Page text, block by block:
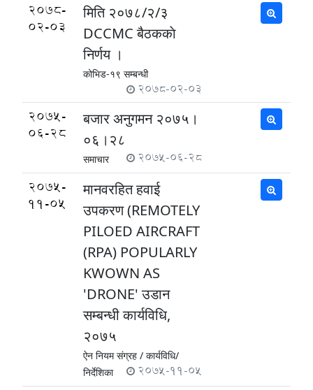
2078-
02-03
मिति २०७८/२/३
DCCMC बैठककाे
निर्णय ।
कोभिड-१९ सम्बन्धी
2078-02-03
2075-
06-28
बजार अनुगमन २०७५।
०६।२८
समाचार 2075-06-28
2075-
11-05
मानवरहित हवाई
उपकरण (REMOTELY
PILOED AIRCRAFT
(RPA) POPULARLY
KWOWN AS
'DRONE' उडान
सम्बन्धी कार्यविधि,
२०७५
ऐन नियम संग्रह / कार्यविधि/
निर्देशिका
2075-11-05